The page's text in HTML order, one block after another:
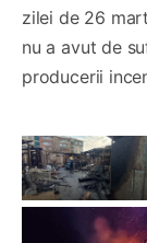
zilei de 26
nu a avut de
producerii